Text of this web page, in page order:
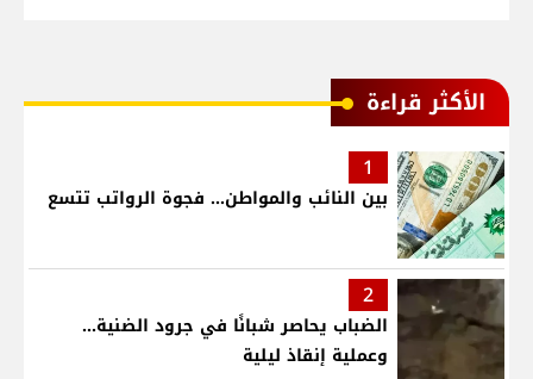
الأكثر قراءة
1
بين النائب والمواطن... فجوة الرواتب تتسع
2
الضباب يحاصر شبانًا في جرود الضنية...
وعملية إنقاذ ليلية